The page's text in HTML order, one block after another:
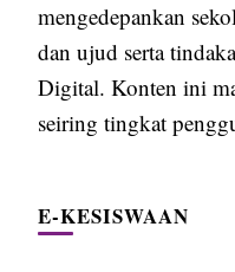
mengedepankan
dan ujud serta
Digital. Konten ini
seiring tingkat
E-KESISWAAN